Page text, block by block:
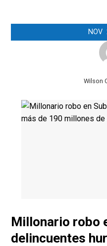
NOV
Wilson
Millonario robo
delincuentes